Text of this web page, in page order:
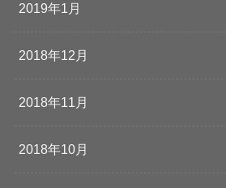
2019年1月
2018年12月
2018年11月
2018年10月